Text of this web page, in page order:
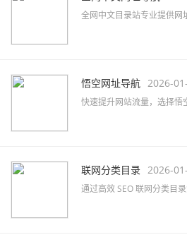
全网中文目录站专业提供网
悟空网址导航 2026-
快速提升网站流量，选择悟
联网分类目录 2026-
通过高效 SEO 联网分类目